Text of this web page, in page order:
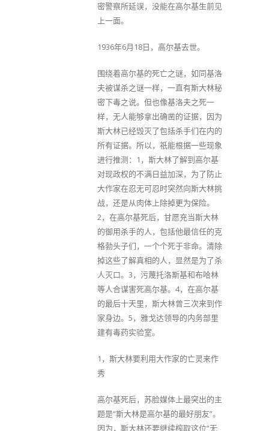
密警察所延误，没能在高尔基生前见
上一面。
1936年6月18日，高尔基去世。
围绕着高尔基的死亡之谜，如同基洛
夫被谋杀之谜一样，一直有斯大林秘
密下毒之说。但也像基洛夫之死一
样，无人能够拿出确凿的证据，因为
斯大林已经毁灭了包括杀手们在内的
所有证据。所以，祇能根据一些现象
进行推测：1，斯大林了解到高尔基
对现政权的不满日益加深，为了防止
大作家在忍无可忍时突然向斯大林挑
战，还是从肉体上除掉更为保险。
2，在高尔基死后，甘愿充当斯大林
的御用杀手的人，包括他最信任的克
格勃头子们，一个个死于非命。清除
掉这些了解真相的人，显然是为了杀
人灭口。3，污蔑托洛斯基和布哈林
等人合谋害死高尔基。4，在高尔基
的最后十天里，斯大林曾三次来到作
家身边。5，雅戈达领导的内务部里
建有毒药实验室。
1，斯大林要利用大作家的亡灵来作
秀
高尔基死后，苏脸媒体上最突出的主
题是“斯大林是高尔基的最好朋友”。
因为，斯大林还要继续榨取这位“无